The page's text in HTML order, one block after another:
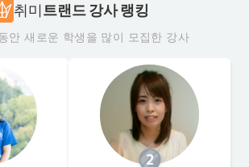
취미트랜드 강사 랭킹
안 새로운 학생을 많이 모집한 강사